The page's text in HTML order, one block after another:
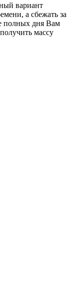
вариант
а сбежать за
полных дня Вам
массу